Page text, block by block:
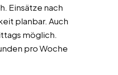
Einsätze nach
planbar. Auch
möglich.
pro Woche